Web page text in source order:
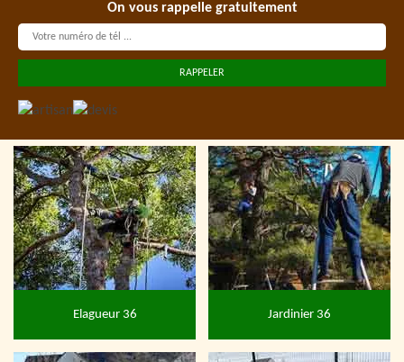
On vous rappelle gratuitement
Elagueur 36 Jardinier 36